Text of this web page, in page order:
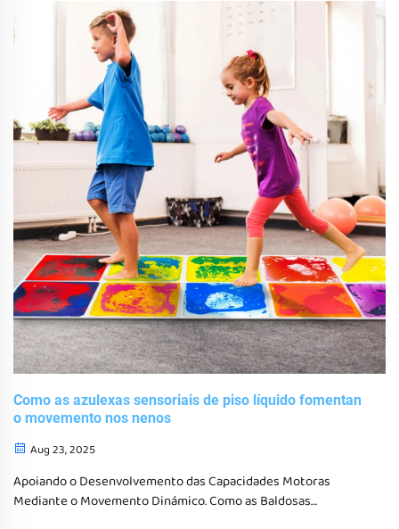
azulejos sensoriais, hai basicamente dous camiños principais:
OEM (Fabricación de equipos orixinais) e...
Como as azulexas sensoriais de piso líquido fomentan
o movemento nos nenos
Aug 23, 2025
Apoiando o Desenvolvemento das Capacidades Motoras
Mediante o Movemento Dinámico. Como as Baldosas